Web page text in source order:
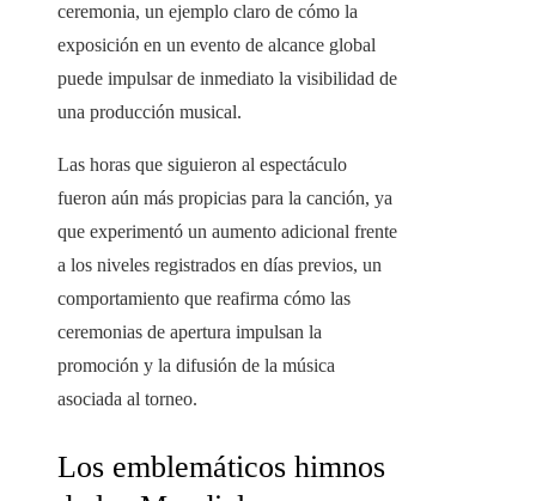
ceremonia, un ejemplo claro de cómo la
exposición en un evento de alcance global
puede impulsar de inmediato la visibilidad de
una producción musical.
Las horas que siguieron al espectáculo
fueron aún más propicias para la canción, ya
que experimentó un aumento adicional frente
a los niveles registrados en días previos, un
comportamiento que reafirma cómo las
ceremonias de apertura impulsan la
promoción y la difusión de la música
asociada al torneo.
Los emblemáticos himnos